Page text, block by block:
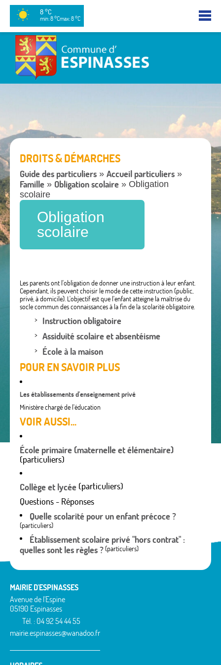
8 °C
min: 8 °Cmax: 8 °C
DROITS & DÉMARCHES
Guide des particuliers » Accueil particuliers »
Famille » Obligation scolaire » Obligation
scolaire
Obligation
scolaire
Les parents ont l'obligation de donner une instruction à leur enfant.
Cependant, ils peuvent choisir le mode de cette instruction (public,
privé, à domicile). L'objectif est que l'enfant atteigne la maîtrise du
socle commun des connaissances à la fin de la scolarité obligatoire.
Instruction obligatoire
Assiduité scolaire et absentéisme
École à la maison
POUR EN SAVOIR PLUS
Les établissements d'enseignement privé
Ministère chargé de l'éducation
VOIR AUSSI...
École primaire (maternelle et élémentaire)
(particuliers)
Collège et lycée (particuliers)
Questions - Réponses
Quelle scolarité pour un enfant précoce ?
(particuliers)
Établissement scolaire privé "hors contrat" :
quelles sont les règles ?(particuliers)
MAIRIE D'ESPINASSES
Avenue de l'Espine
05190 Espinasses
Tél. : 04 92 54 44 55
mairie.espinasses@wanadoo.fr